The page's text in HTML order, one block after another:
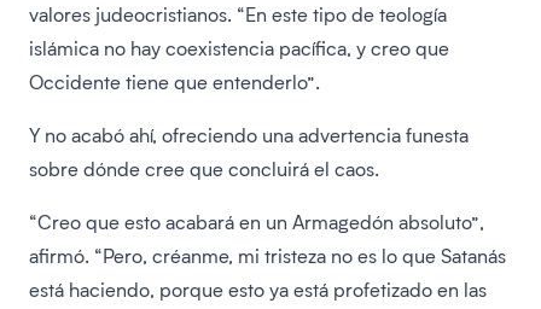
valores judeocristianos. “En este tipo de teología
islámica no hay coexistencia pacífica, y creo que
Occidente tiene que entenderlo”.
Y no acabó ahí, ofreciendo una advertencia funesta
sobre dónde cree que concluirá el caos.
“Creo que esto acabará en un Armagedón absoluto”,
afirmó. “Pero, créanme, mi tristeza no es lo que Satanás
está haciendo, porque esto ya está profetizado en las